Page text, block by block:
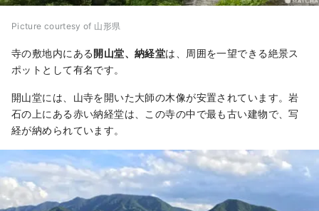
Picture courtesy of 山形県
寺の敷地内にある開山堂、納経堂は、周囲を一望できる絶景ス
ポットとして有名です。
開山堂には、山寺を開いた大師の木像が安置されています。岩
石の上にある赤い納経堂は、この寺の中で最も古い建物で、写
経が納められています。